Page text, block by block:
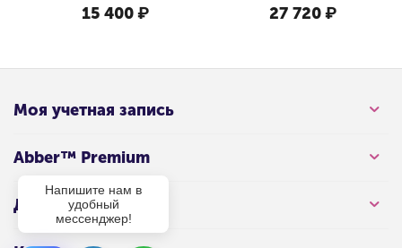
15 400 ₽ 27 720 ₽
Моя учетная запись
Abber™ Premium
Для клиента
Напишите нам в
удобный
мессенджер!